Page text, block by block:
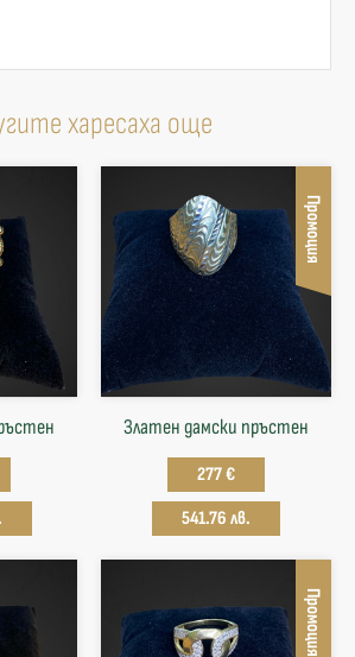
харесаха още
Промоция
Златен дамски пръстен
277 €
541.76 лв.
Промоция